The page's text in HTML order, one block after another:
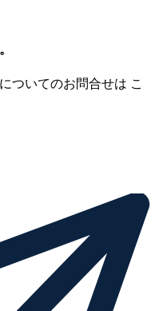
ついてのお問合せは こ